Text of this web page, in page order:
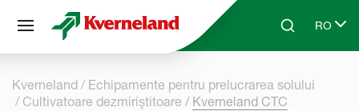
Skip to main contentSearchRO
Select
Kverneland
Echipamente pentru prelucrarea solului
Cultivatoare dezmiriştitoare
Kverneland CTC
Panoul de gestionare a panourilor cookie